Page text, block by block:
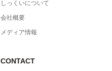
しっくいについて
会社概要
メディア情報
CONTACT